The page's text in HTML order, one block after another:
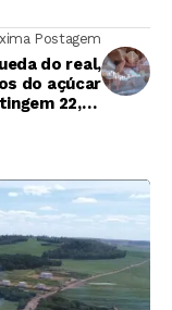
Postagem
do real,
do açúcar
22,62